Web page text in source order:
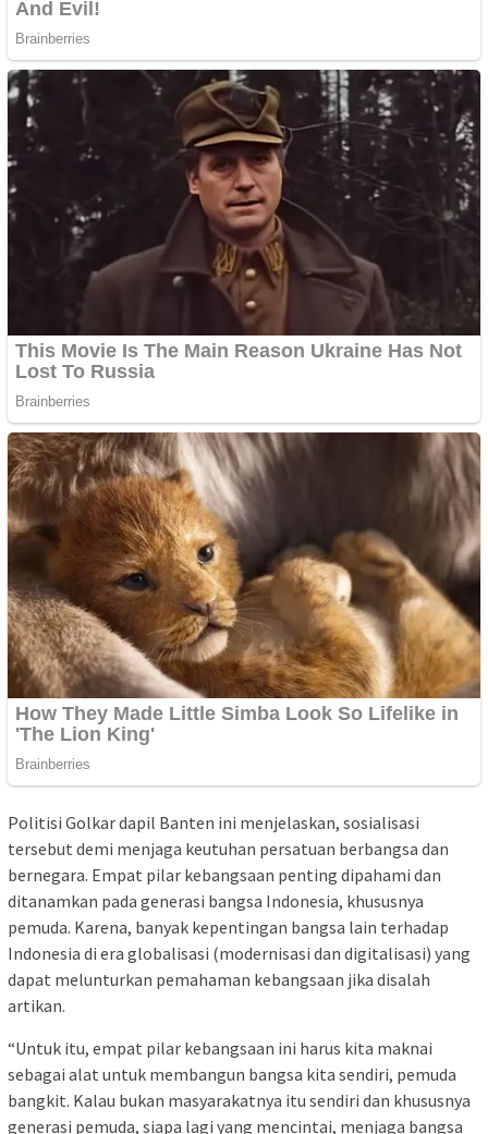
Politisi Golkar dapil Banten ini menjelaskan, sosialisasi
tersebut demi menjaga keutuhan persatuan berbangsa dan
bernegara. Empat pilar kebangsaan penting dipahami dan
ditanamkan pada generasi bangsa Indonesia, khususnya
pemuda. Karena, banyak kepentingan bangsa lain terhadap
Indonesia di era globalisasi (modernisasi dan digitalisasi) yang
dapat melunturkan pemahaman kebangsaan jika disalah
artikan.
“Untuk itu, empat pilar kebangsaan ini harus kita maknai
sebagai alat untuk membangun bangsa kita sendiri, pemuda
bangkit. Kalau bukan masyarakatnya itu sendiri dan khususnya
generasi pemuda, siapa lagi yang mencintai, menjaga bangsa